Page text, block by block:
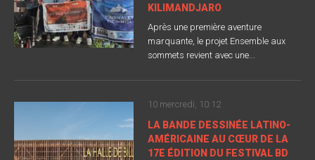
KILIMANDJARO
Après une première aventure
marquante, le projet Ensemble aux
sommets revient avec une...
10 mercredi, 10:12
LA BANDE DESSINÉE LATINO-
AMÉRICAINE AU CŒUR DE LA
17E ÉDITION DU FESTIVAL BD